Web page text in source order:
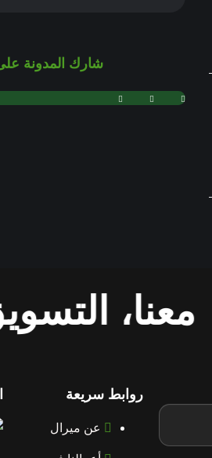
شارك المدونة
معنا،
روابط سريعة
عن ميرال